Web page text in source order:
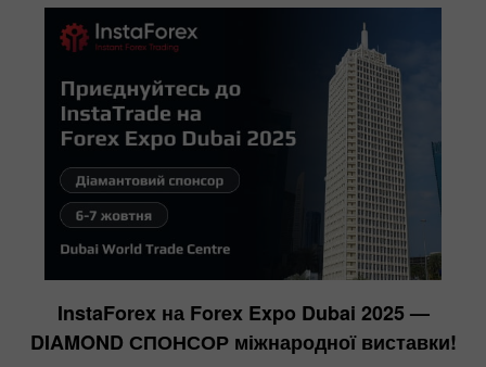
InstaForex на Forex Expo Dubai 2025 —
DIAMOND СПОНСОР міжнародної виставки!